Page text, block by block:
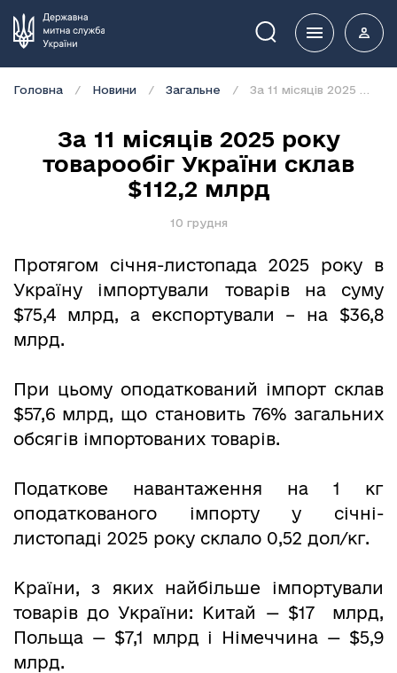
Пошук
Головна Новини Загальне
​За 11 місяців 2025 року
товарообіг України склав
$112,2 млрд
10 грудня
Протягом січня-листопада 2025 року в
Україну імпортували товарів на суму
$75,4 млрд, а експортували – на $36,8
млрд.
При цьому оподаткований імпорт склав
$57,6 млрд, що становить 76% загальних
обсягів імпортованих товарів.
Податкове навантаження на 1 кг
оподаткованого імпорту у січні-
листопаді 2025 року склало 0,52 дол/кг.
Країни, з яких найбільше імпортували
товарів до України: Китай — $17 млрд,
Польща — $7,1 млрд і Німеччина — $5,9
млрд.